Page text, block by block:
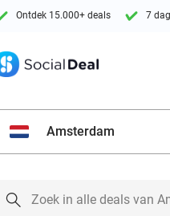
Ontdek 15.000+ deals 7
Amsterdam